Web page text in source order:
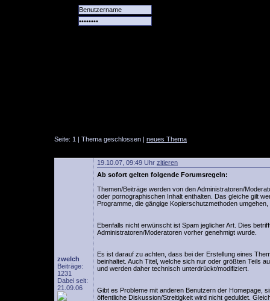
Seite: 1 | Thema geschlossen | neues Thema
zwelch
Beiträge:
1231
Dabei seit:
21.09.06
19.10.07, 09:49 Uhr zitieren
Ab sofort gelten folgende Forumsregeln:
Themen/Beiträge werden von den Administratoren/
oder pornographischen Inhalt enthalten. Das gleiche gilt
Programme, die gängige Kopierschutzmethoden umgehen,
Ebenfalls nicht erwünscht ist Spam jeglicher Art. Dies
Administratoren/Moderatoren vorher genehmigt wurde.
Es ist darauf zu achten, dass bei der Erstellung eines
beinhaltet. Auch Titel, welche sich nur oder größten Teils
und werden daher technisch unterdrückt/modifiziert.
Gibt es Probleme mit anderen Benutzern der Homepage,
öffentliche Diskussion/Streitigkeit wird nicht geduldet.